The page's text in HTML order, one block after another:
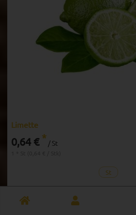
Limette
0,64 € * / St
St